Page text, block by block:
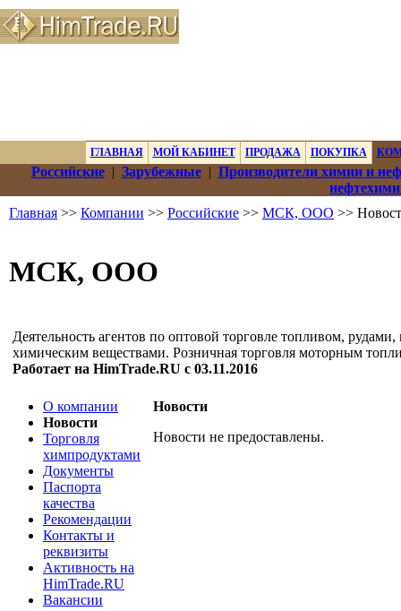
ГЛАВНАЯ МОЙ КАБИНЕТ ПРОДАЖА ПОКУПКА
Российские| Зарубежные| Производители химии и
Главная >> Компании >> Российские >> МСК, ООО >>
МСК, ООО
Деятельность агентов по оптовой торговле топливом,
химическим веществами. Розничная торговля моторным
Работает на HimTrade.RU с 03.11.2016
О компании
Новости
Торговля
химпродуктами
Документы
Паспорта
качества
Рекомендации
Контакты и
реквизиты
Активность на
HimTrade.RU
Вакансии
Новости
Новости не предоставлены.